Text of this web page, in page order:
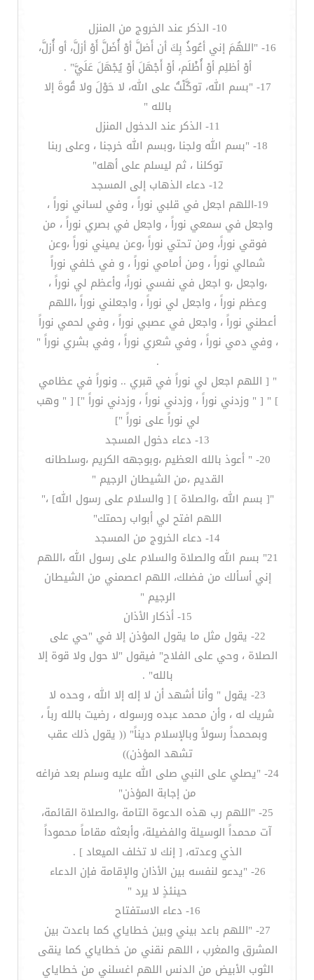
10- الذكر عند الخروج من المنزل
16- "اللهُمَ إني أعُوذُ بِكَ أن أَضلَّ أوْ أُضَلَّ أَوْ أزلَّ، أو أُزلَّ،
أوْ أظلِم أوْ أُظْلَم، أوْ أَجْهَلَ أوْ يُجْهَلَ عَلَيَّ" .
17- "بسم الله، توكَّلْتُ على الله، لا حَوْلَ ولا قُوةَ إلا
بالله "
11- الذكر عند الدخول المنزل
18- "بسم الله ولجنا ،وبسم الله خرجنا ، وعلى ربنا
توكلنا ، ثم ليسلم على أهله"
12- دعاء الذهاب إلى المسجد
19-اللهم اجعل في قلبي نوراً ، وفي لساني نوراً ،
واجعل في سمعي نوراً ، واجعل في بصري نوراً ، من
فوقي نوراً، ومن تحتي نوراً ،وعن يميني نوراً ،وعن
شمالي نوراً ، ومن أمامي نوراً ، و في خلفي نوراً
،واجعل ،و اجعل في نفسي نوراً، وأعظم لي نوراً ،
وعظم نوراً ، واجعل لي نوراً ، واجعلني نوراً ،اللهم
أعطني نوراً ، واجعل في عصبي نوراً ، وفي لحمي نوراً
، وفي دمي نوراً ، وفي شعري نوراً ، وفي بشري نوراً "
.
" [ اللهم اجعل لي نوراً في قبري .. ونوراً في عظامي
] " [ " وزدني نوراً ، وزدني نوراً ، وزدني نوراً "] [ " وهب
لي نوراً على نوراً "]
13- دعاء دخول المسجد
20- " أعوذ بالله العظيم ،وبوجهه الكريم ،وسلطانه
القديم ،من الشيطان الرجيم "
"[ بسم الله ،والصلاة ] [ والسلام على رسول الله] ،"
اللهم افتح لي أبواب رحمتك"
14- دعاء الخروج من المسجد
21" بسم الله والصلاة والسلام على رسول الله ،اللهم
إني أسألك من فضلك، اللهم اعصمني من الشيطان
الرجيم "
15- أذكار الأذان
22- يقول مثل ما يقول المؤذن إلا في "حي على
الصلاة ، وحي على الفلاح" فيقول "لا حول ولا قوة إلا
بالله" .
23- يقول " وأنا أشهد أن لا إله إلا الله ، وحده لا
شريك له ، وأن محمد عبده ورسوله ، رضيت بالله رباً ،
وبمحمداً رسولاً وبالإسلام ديناً" (( يقول ذلك عقب
تشهد المؤذن))
24- "يصلي على النبي صلى الله عليه وسلم بعد فراغه
من إجابة المؤذن"
25- "اللهم رب هذه الدعوة التامة ،والصلاة القائمة،
آت محمداً الوسيلة والفضيلة، وأبعثه مقاماً محموداً
الذي وعدته، [ إنك لا تخلف الميعاد ] .
26- "يدعو لنفسه بين الأذان والإقامة فإن الدعاء
حينئذٍ لا يرد "
16- دعاء الاستفتاح
27- "اللهم باعد بيني وبين خطاياي كما باعدت بين
المشرق والمغرب ، اللهم نقني من خطاياي كما ينقى
الثوب الأبيض من الدنس اللهم اغسلني من خطاياي